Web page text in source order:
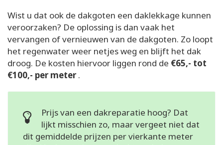
Wist u dat ook de dakgoten een daklekkage kunnen
veroorzaken? De oplossing is dan vaak het
vervangen of vernieuwen van de dakgoten. Zo loopt
het regenwater weer netjes weg en blijft het dak
droog. De kosten hiervoor liggen rond de €65,- tot
€100,- per meter.
Prijs van een dakreparatie hoog? Dat
lijkt misschien zo, maar vergeet niet dat
dit gemiddelde prijzen per vierkante meter